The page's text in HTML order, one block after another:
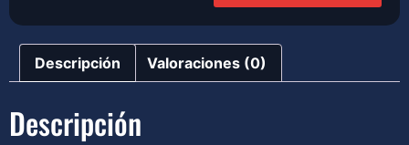
Descripción Valoraciones (0)
Descripción